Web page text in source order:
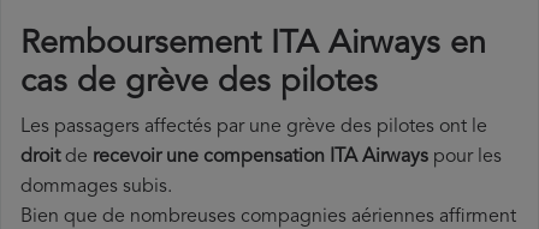
Remboursement ITA Airways en
cas de grève des pilotes
Les passagers affectés par une grève des pilotes ont le
droitde recevoir une compensation ITA Airways pour les
dommages subis.
Bien que de nombreuses compagnies aériennes affirment